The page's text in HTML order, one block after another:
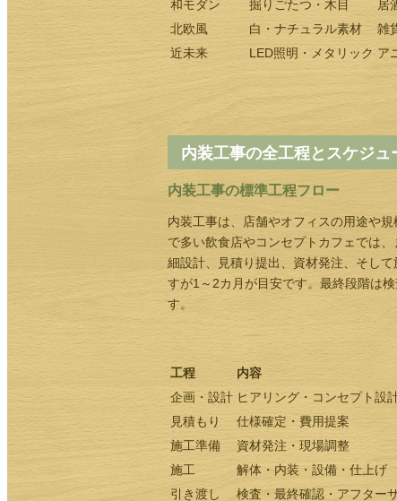
和モダン
掘りごたつ・木目
居
北欧風
白・ナチュラル素材
雑
近未来
LED照明・メタリック ア
内装工事の全工程とスケジュ
内装工事の標準工程フロー
内装工事は、店舗やオフィスの用途や
で多い飲食店やコンセプトカフェでは
細設計、見積り提出、資材発注、そし
すが1～2カ月が目安です。最終段階は
す。
工程 内容
企画・設計 ヒアリング・コンセプト設
見積もり
仕様確定・費用提案
施工準備
資材発注・現場調整
施工
解体・内装・設備・仕上げ
引き渡し
検査・最終確認・アフター